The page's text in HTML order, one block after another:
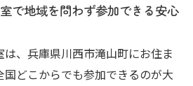
で地域を問わず参加できる安心
、兵庫県川西市滝山町にお住ま
どこからでも参加できるのが大